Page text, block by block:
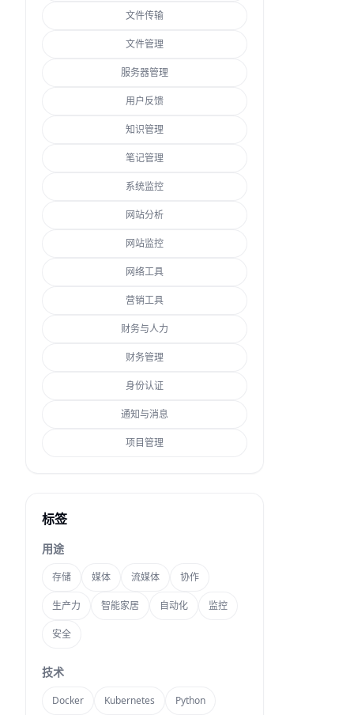
文件传输
文件管理
服务器管理
用户反馈
知识管理
笔记管理
系统监控
网站分析
网站监控
网络工具
营销工具
财务与人力
财务管理
身份认证
通知与消息
项目管理
标签
用途
存储 媒体 流媒体 协作
生产力 智能家居 自动化 监控
安全
技术
Docker Kubernetes Python